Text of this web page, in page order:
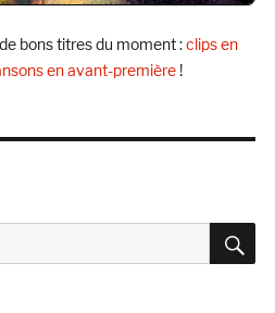
bons titres du moment :clips en
en avant-première !